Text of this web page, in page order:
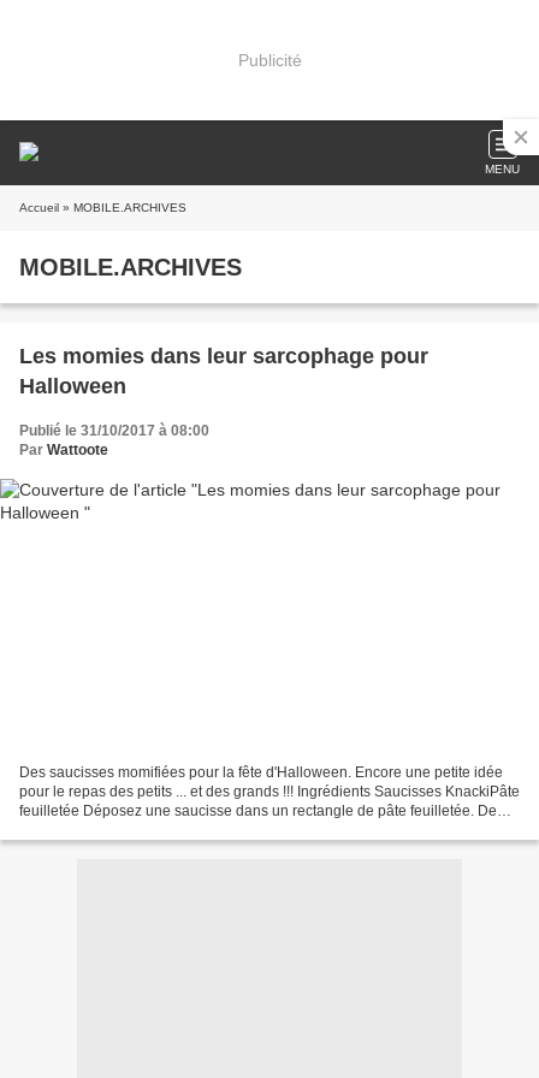
Publicité
MENU
Accueil » MOBILE.ARCHIVES
MOBILE.ARCHIVES
Les momies dans leur sarcophage pour
Halloween
Publié le 31/10/2017 à 08:00
Par Wattoote
Des saucisses momifiées pour la fête d'Halloween. Encore une petite idée
pour le repas des petits ... et des grands !!! Ingrédients Saucisses KnackiPâte
feuilletée Déposez une saucisse dans un rectangle de pâte feuilletée. De